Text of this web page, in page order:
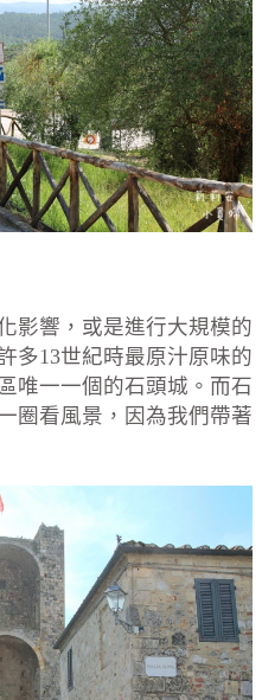
影響，或是進行大規模的
多13世紀時最原汁原味的
唯一一個的石頭城。而石
圈看風景，因為我們帶著